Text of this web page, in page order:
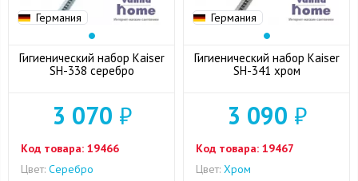
Германия
Гигиенический набор Kaiser
SH-338 серебро
3 070 ₽
Код товара: 19466
Цвет: Серебро
Германия
Гигиенический набор Kaiser
SH-341 хром
3 090 ₽
Код товара: 19467
Цвет: Хром